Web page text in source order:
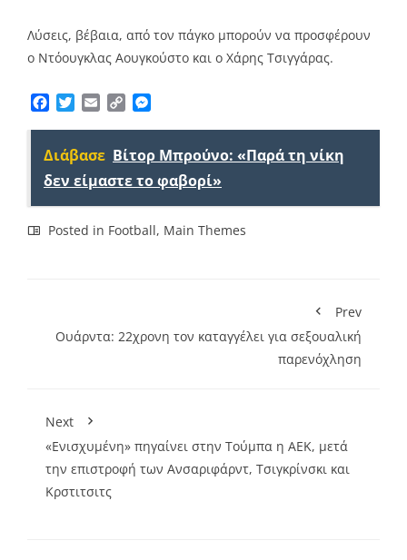
Λύσεις, βέβαια, από τον πάγκο μπορούν να προσφέρουν
ο Ντόουγκλας Αουγκούστο και ο Χάρης Τσιγγάρας.
Facebook
TwitterEmailCopy
Διάβασε Βίτορ Μπρούνο: «Παρά τη νίκη
δεν είμαστε το φαβορί»
Posted in Football, Main Themes
Prev
Ουάρντα: 22χρονη τον καταγγέλει για σεξουαλική
παρενόχληση
Next
«Ενισχυμένη» πηγαίνει στην Τούμπα η ΑΕΚ, μετά
την επιστροφή των Ανσαριφάρντ, Τσιγκρίνσκι και
Κρστιτσιτς